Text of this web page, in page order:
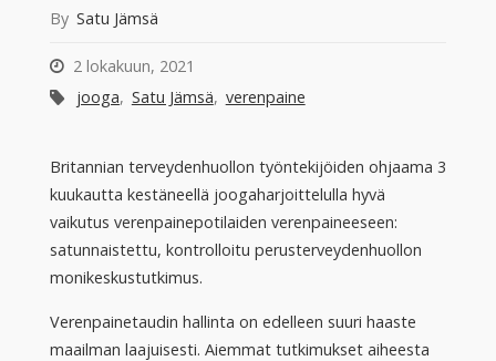
By Satu Jämsä
2 lokakuun, 2021
jooga, Satu Jämsä, verenpaine
Britannian terveydenhuollon työntekijöiden ohjaama 3
kuukautta kestäneellä joogaharjoittelulla hyvä
vaikutus verenpainepotilaiden verenpaineeseen:
satunnaistettu, kontrolloitu perusterveydenhuollon
monikeskustutkimus.
Verenpainetaudin hallinta on edelleen suuri haaste
maailman laajuisesti. Aiemmat tutkimukset aiheesta